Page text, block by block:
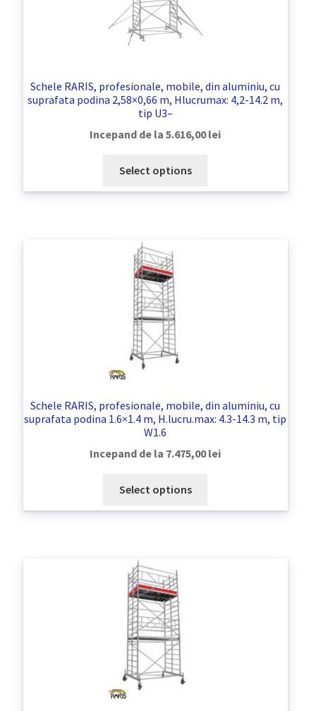
Schele RARIS, profesionale, mobile, din aluminiu, cu
suprafata podina 2,58×0,66 m, Hlucrumax: 4,2-14.2 m,
tip U3–
Incepand de la5.616,00lei
Select options
Schele RARIS, profesionale, mobile, din aluminiu, cu
suprafata podina 1.6×1.4 m, H.lucru.max: 4.3-14.3 m, tip
W1.6
Incepand de la 7.475,00lei
Select options